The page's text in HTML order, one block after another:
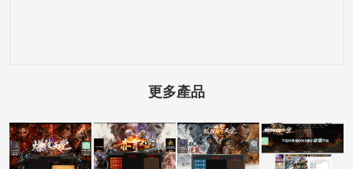
更多產品
5000客戶展示案
例15
5000客戶展示案
例14
5000客戶展示案
例13
15000客戶展示
案例6